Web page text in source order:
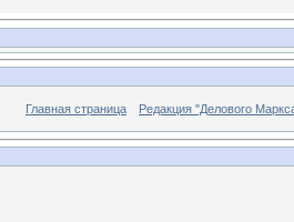
Главная страница Редакция "Делового